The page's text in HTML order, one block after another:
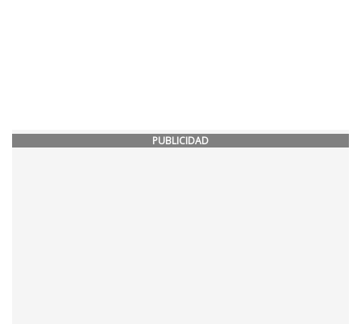
PUBLICIDAD